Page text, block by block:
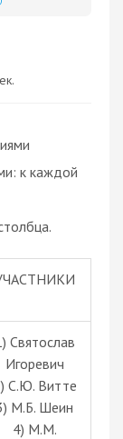
к каждой
Святослав
Игоревич
С.Ю. Витте
М.Б. Шеин
4) М.М.